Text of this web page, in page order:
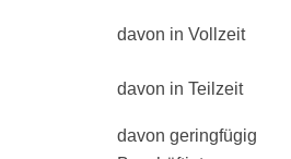
davon in Vollzeit
davon in Teilzeit
davon geringfügig